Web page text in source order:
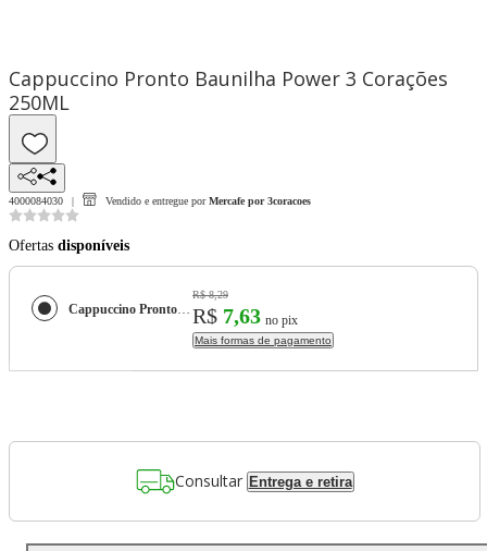
Cappuccino Pronto Baunilha Power 3 Corações
250ML
4000084030 Vendido e entregue por Mercafe por 3coracoes
Ofertas disponíveis
Cappuccino Pronto Baunilha Power 3 Corações 250ML
R$ 8,29
R$ 7,63 no pix
Mais formas de pagamento
Consultar Entrega e retira